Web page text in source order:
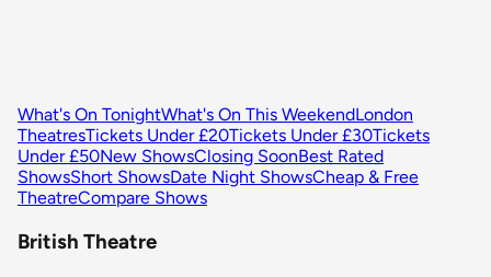
What's On TonightWhat's On This WeekendLondon
TheatresTickets Under £20Tickets Under £30Tickets
Under £50New ShowsClosing SoonBest Rated
ShowsShort ShowsDate Night ShowsCheap & Free
TheatreCompare Shows
British Theatre